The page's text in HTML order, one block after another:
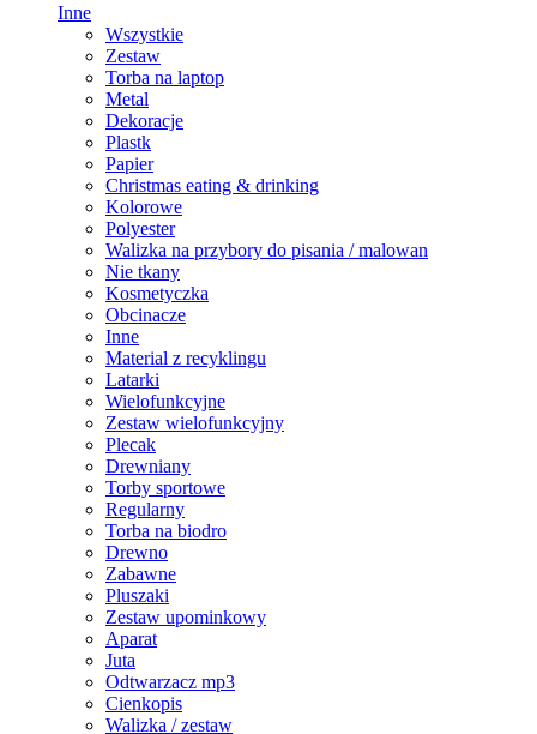
Inne
Wszystkie
Zestaw
Torba na laptop
Metal
Dekoracje
Plastk
Papier
Christmas eating & drinking
Kolorowe
Polyester
Walizka na przybory do pisania / malowan
Nie tkany
Kosmetyczka
Obcinacze
Inne
Material z recyklingu
Latarki
Wielofunkcyjne
Zestaw wielofunkcyjny
Plecak
Drewniany
Torby sportowe
Regularny
Torba na biodro
Drewno
Zabawne
Pluszaki
Zestaw upominkowy
Aparat
Juta
Odtwarzacz mp3
Cienkopis
Walizka / zestaw